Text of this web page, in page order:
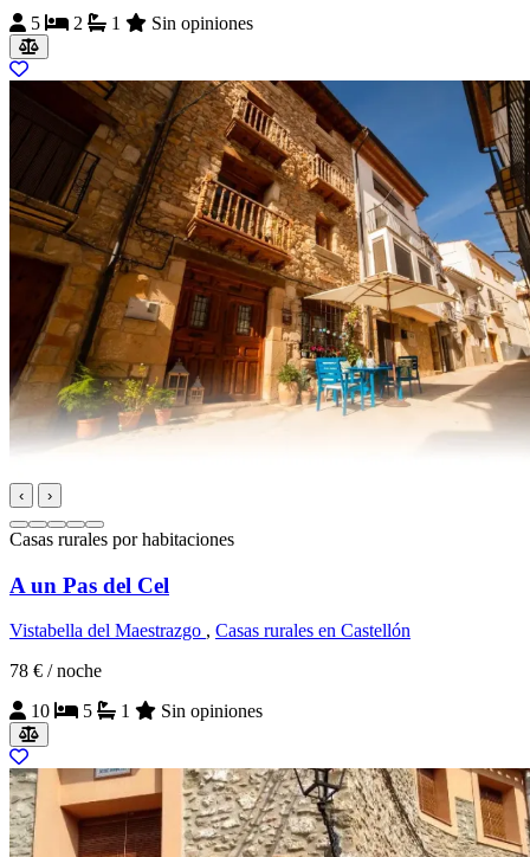
5 2 1 Sin opiniones
‹ ›
Casas rurales por habitaciones
A un Pas del Cel
Vistabella del Maestrazgo , Casas rurales en Castellón
78 € / noche
10
5 1 Sin opiniones